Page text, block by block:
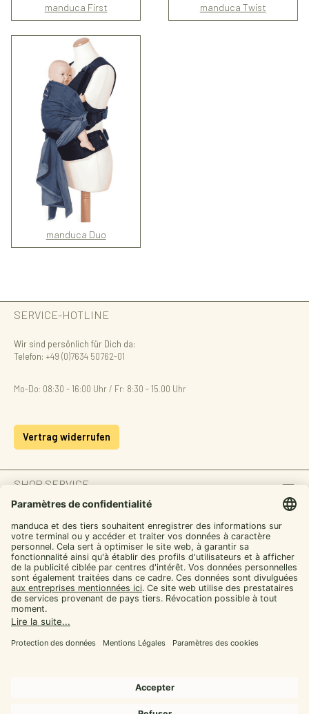
manduca First manduca Twist
manduca Duo
SERVICE-HOTLINE
Wir sind persönlich für Dich da:
Telefon: +49 (0)7634 50762-01
Mo-Do: 08:30 - 16:00 Uhr / Fr: 8:30 - 15.00 Uhr
Vertrag widerrufen
SHOP SERVICE
INFORMATION
ZAHLUNGSARTEN
SICHER EINKAUFEN
UNSERE COMMUNITIES
Alle Preise inkl. gesetzl. Mehrwertsteuer zzgl.